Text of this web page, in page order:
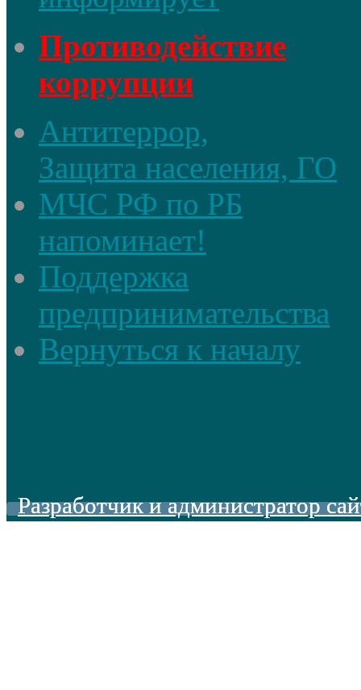
Противодействие
коррупции
Антитеррор,
Защита населения, ГО
МЧС РФ по РБ
напоминает!
Поддержка
предпринимательства
Вернуться к началу
Разработчик и администратор